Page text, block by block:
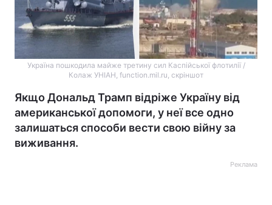
Україна пошкодила майже третину сил Каспійської флотилії /
Колаж УНІАН, function.mil.ru, скріншот
Якщо Дональд Трамп відріже Україну від
американської допомоги, у неї все одно
залишаться способи вести свою війну за
виживання.
Реклама